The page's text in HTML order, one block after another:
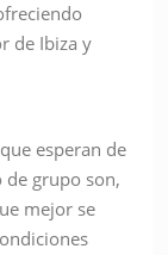
de Ibiza y
esperan de
de grupo son,
mejor se